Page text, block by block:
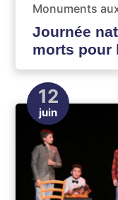
Monuments
Journée
morts pour
12
juin